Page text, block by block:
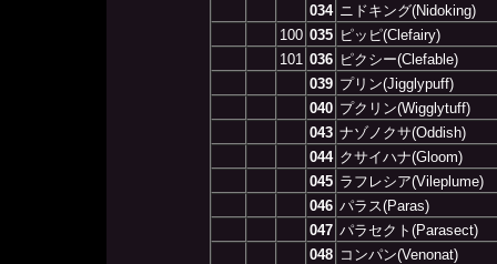
034 ニドキング(Nidoking)
100 035 ピッピ(Clefairy)
101 036 ピクシー(Clefable)
039 プリン(Jigglypuff)
040 プクリン(Wigglytuff)
043 ナゾノクサ(Oddish)
044 クサイハナ(Gloom)
045 ラフレシア(Vileplume)
046 パラス(Paras)
047 パラセクト(Parasect)
048 コンパン(Venonat)